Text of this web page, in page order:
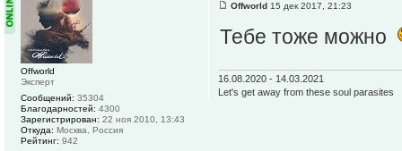
Offworld 15 дек 2017, 21:23
Тебе тоже можно
16.08.2020 - 14.03.2021
Let's get away from these soul parasites
Offworld
Эксперт
Сообщений: 35304
Благодарностей: 4300
Зарегистрирован: 22 ноя 2010, 13:43
Откуда: Москва, Россия
Рейтинг: 942